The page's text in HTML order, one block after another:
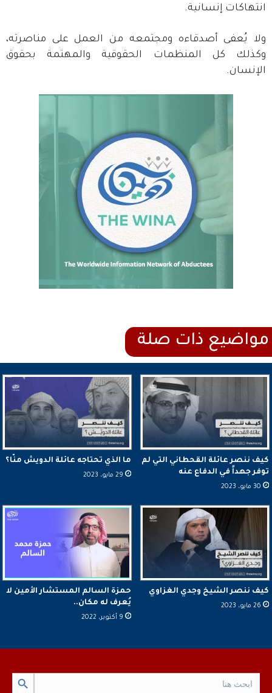
انتهاكات إنسانية.
ولا يُعفى أصدقاءه ومجتمعه من العمل على مناصرته،
وكذلك كل المنظمات الحقوقية والمهتمة بحقوق
الإنسان.
كيف ننصر عائلة القحطاني التي لم
توفر جهداً في الدفاع عنه
30 مايو، 2023
ما الذي تحتاجه عائلة الدويش منّا؟
29 مايو، 2023
كيف ننصر الشيخ وجدي الغزاوي
26 مايو، 2023
حمزة السالم المستشار الأمين لا
يُعرف له مكان..
9 أكتوبر، 2022
Search Button